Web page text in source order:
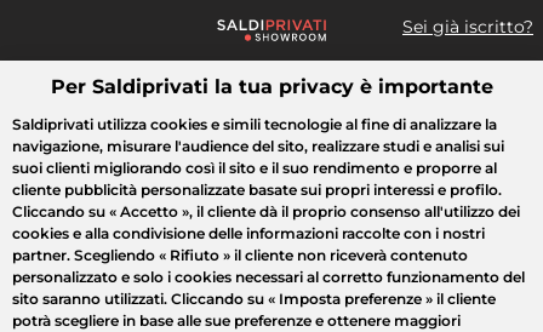
Sei già iscritto?
Cosa cerchi?
Tutte le vendite Moda Casa Bellezza Elettrodomestici
Per Saldiprivati la tua privacy è importante
Saldiprivati utilizza cookies e simili tecnologie al fine di analizzare la
navigazione, misurare l'audience del sito, realizzare studi e analisi sui
suoi clienti migliorando così il sito e il suo rendimento e proporre al
cliente pubblicità personalizzate basate sui propri interessi e profilo.
Cliccando su « Accetto », il cliente dà il proprio consenso all'utilizzo dei
cookies e alla condivisione delle informazioni raccolte con i nostri
partner. Scegliendo « Rifiuto » il cliente non riceverà contenuto
personalizzato e solo i cookies necessari al corretto funzionamento del
sito saranno utilizzati. Cliccando su « Imposta preferenze » il cliente
potrà scegliere in base alle sue preferenze e ottenere maggiori